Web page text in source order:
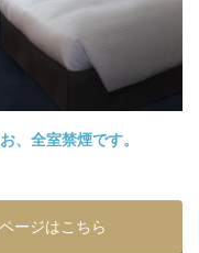
、全室禁煙です。
ージはこちら